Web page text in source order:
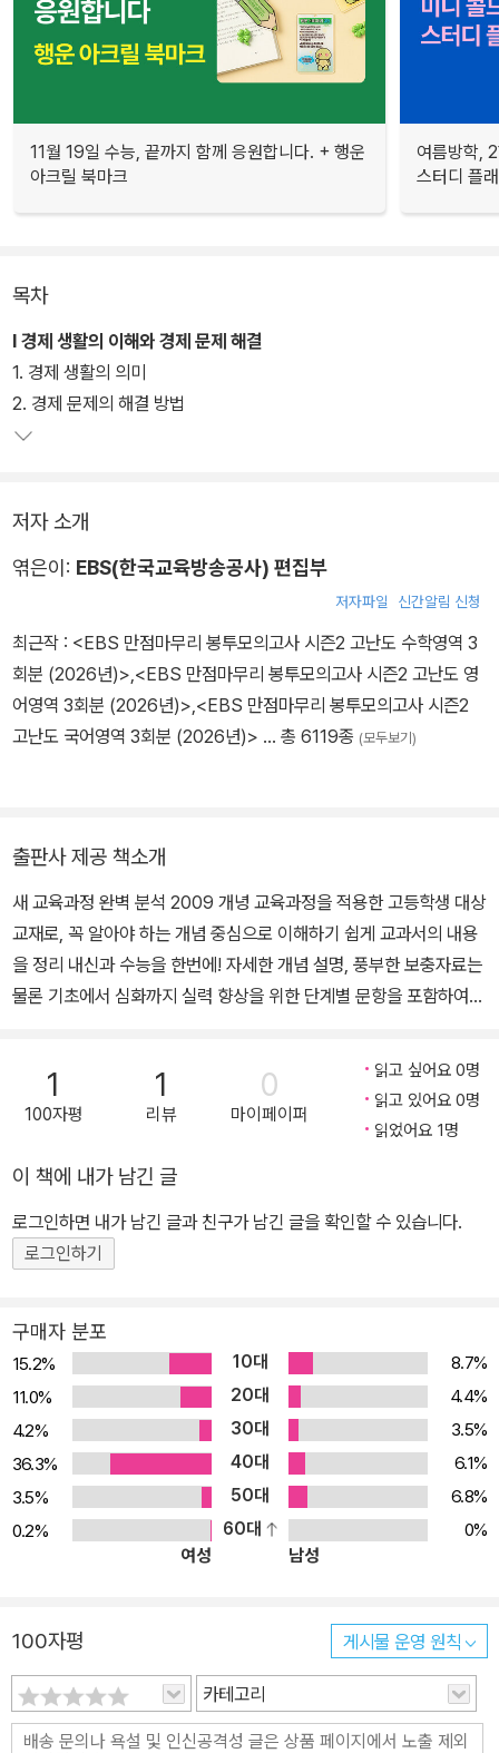
11월 19일 수능, 끝까지 함께 응원합니다. + 행운
아크릴 북마크
여름방학,
스터디 플
목차
Ⅰ 경제 생활의 이해와 경제 문제 해결
1. 경제 생활의 의미
2. 경제 문제의 해결 방법
저자 소개
엮은이: EBS(한국교육방송공사) 편집부
저자파일 신간알림 신청
최근작 : <EBS 만점마무리 봉투모의고사 시즌2 고난도 수학영역 3
회분 (2026년)>,<EBS 만점마무리 봉투모의고사 시즌2 고난도 영
어영역 3회분 (2026년)>,<EBS 만점마무리 봉투모의고사 시즌2
고난도 국어영역 3회분 (2026년)> … 총 6119종 (모두보기)
출판사 제공 책소개
새 교육과정 완벽 분석 2009 개녕 교육과정을 적용한 고등학생 대상
교재로, 꼭 알아야 하는 개념 중심으로 이해하기 쉽게 교과서의 내용
을 정리 내신과 수능을 한번에! 자세한 개념 설명, 풍부한 보충자료는
물론 기초에서 심화까지 실력 향상을 위한 단계별 문항을 포함하여
탐스런은 EBSi의 강의와 함께 학습할 수 있기에 부족한 부분에 대한
확실한 학습가능. 탐스런 시리즈로 스스로 학습하여 사회.과학탐구
영역의 경쟁력 향상! Q&A 개념.원리의 심층 이해 핵심 개념과 원리에
본 문제, 심화 문제 제시 교과서의 기본 개념 및 핵심 내용을 재확인할
수 있는 문제 수록, 고난도 문제배치 문제별 상제한 해설 수록 서술형
문항 포함 상세한 문제 분석 및 해설 제시
1
100자평
1
리뷰
0
마이페이퍼
읽고 싶어요 0명
읽고 있어요 0명
읽었어요 1명
이 책에 내가 남긴 글
로그인하면 내가 남긴 글과 친구가 남긴 글을 확인할 수 있습니다.
로그인하기
구매자 분포
15.2% 10대
8.7%
11.0%
20대
4.4%
4.2%
30대
3.5%
36.3%
40대
6.1%
3.5%
50대
6.8%
0.2%
60대
0%
여성
남성
100자평 게시물 운영 원칙
카테고리